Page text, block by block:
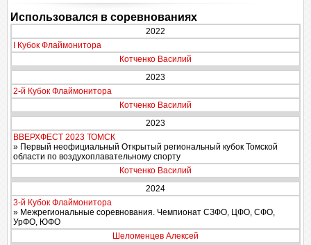
Использовался в соревнованиях
2022
I Кубок Флаймонитора
Котченко Василий
2023
2-й Кубок Флаймонитора
Котченко Василий
2023
ВВЕРХФЕСТ 2023 ТОМСК
» Первый неофициальный Открытый региональный кубок Томской
области по воздухоплавательному спорту
Котченко Василий
2024
3-й Кубок Флаймонитора
» Межрегиональные соревнования. Чемпионат СЗФО, ЦФО, СФО,
УрФО, ЮФО
Шеломенцев Алексей